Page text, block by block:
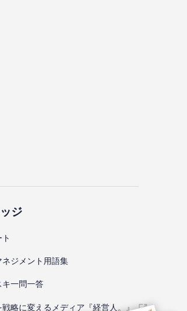
ジ
ネジメント⽤語集
キ⼀問⼀答
戦略に変えるメディア『経営人。』